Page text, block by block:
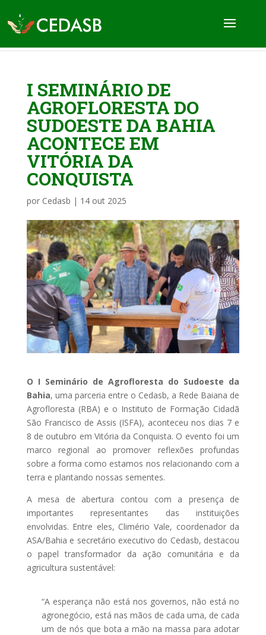
I SEMINÁRIO DE
AGROFLORESTA DO
SUDOESTE DA BAHIA
ACONTECE EM
VITÓRIA DA
CONQUISTA
por Cedasb | 14 out 2025
O I Seminário de Agrofloresta do Sudoeste da
Bahia, uma parceria entre o Cedasb, a Rede Baiana de
Agrofloresta (RBA) e o Instituto de Formação Cidadã
São Francisco de Assis (ISFA), aconteceu nos dias 7 e
8 de outubro em Vitória da Conquista. O evento foi um
marco regional ao promover reflexões profundas
sobre a forma como estamos nos relacionando com a
terra e plantando nossas sementes.
A mesa de abertura contou com a presença de
importantes representantes das instituições
envolvidas. Entre eles, Climério Vale, coordenador da
ASA/Bahia e secretário executivo do Cedasb, destacou
o papel transformador da ação comunitária e da
agricultura sustentável:
“A esperança não está nos governos, não está no
agronegócio, está nas mãos de cada uma, de cada
um de nós que bota a mão na massa para adotar